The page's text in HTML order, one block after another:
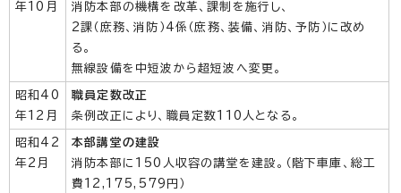
年10月
消防本部の機構を改革、課制を施行し、
2課（庶務、消防）4係（庶務、装備、消防、予防）に改め
る。
無線設備を中短波から超短波へ変更。
昭和40
年12月
職員定数改正
条例改正により、職員定数110人となる。
昭和42
年2月
本部講堂の建設
消防本部に150人収容の講堂を建設。（階下車庫、総工
費12,175,579円）